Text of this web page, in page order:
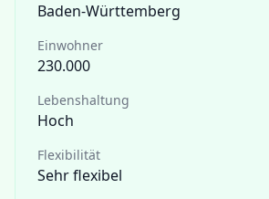
Baden-Württemberg
Einwohner
230.000
Lebenshaltung
Hoch
Flexibilität
Sehr flexibel